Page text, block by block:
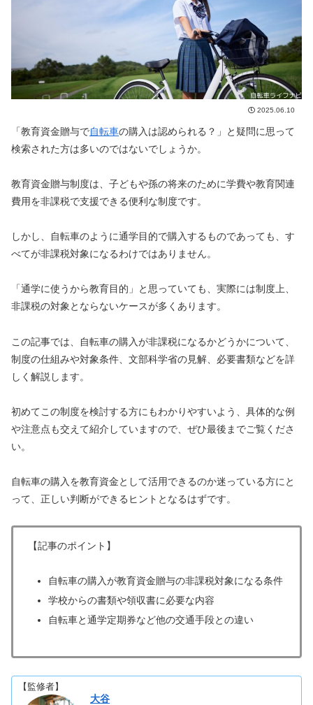
2025.06.10
「教育資金贈与で自転車の購入は認められる？」と疑問に思って
検索された方は多いのではないでしょうか。
教育資金贈与制度は、子どもや孫の将来のために学費や教育関連
費用を非課税で支援できる便利な制度です。
しかし、自転車のように通学目的で購入するものであっても、す
べてが非課税対象になるわけではありません。
「通学に使うから教育目的」と思っていても、実際には制度上、
非課税の対象とならないケースが多くあります。
この記事では、自転車の購入が非課税になるかどうかについて、
制度の仕組みや対象条件、文部科学省の見解、必要書類などを詳
しく解説します。
初めてこの制度を検討する方にもわかりやすいよう、具体的な例
や注意点も交えて紹介していますので、ぜひ最後までご覧くださ
い。
自転車の購入を教育資金として活用できるのか迷っている方にと
って、正しい判断ができるヒントとなるはずです。
【記事のポイント】
自転車の購入が教育資金贈与の非課税対象になる条件
学校からの書類や領収書に必要な内容
自転車と通学定期券など他の交通手段との違い
【監修者】
大谷